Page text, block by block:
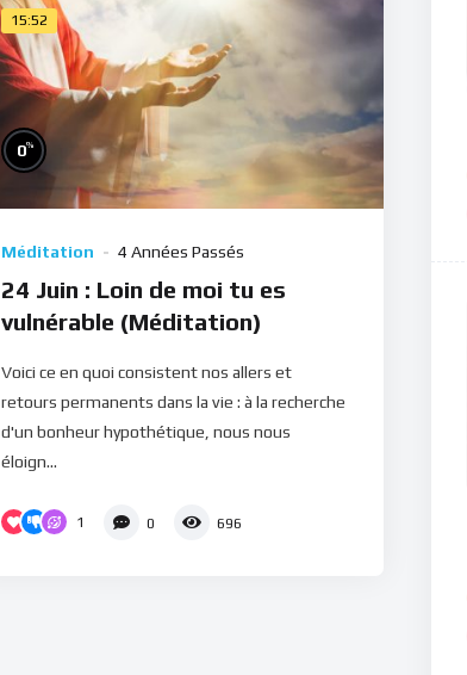
15:52
0%
Méditation 4 Années Passés
24 Juin : Loin de moi tu es
vulnérable (Méditation)
Voici ce en quoi consistent nos allers et
retours permanents dans la vie : à la recherche
d'un bonheur hypothétique, nous nous
éloign...
1 0 696